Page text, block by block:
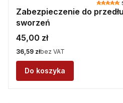
Zabezpieczenie do
sworzeń
Cena
45,00 zł
Cena
36,59 złbez VAT
Do koszyka